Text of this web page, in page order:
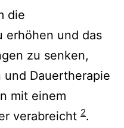
die
erhöhen und das
zu senken,
Dauertherapie
mit einem
verabreicht 2.